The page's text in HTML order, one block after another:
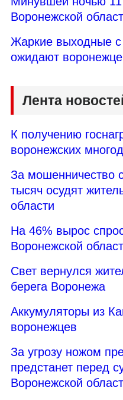
Воронежской
Жаркие выходные
ожидают
Лента
К получению
воронежских
За мошенничество
тысяч осудят
области
На 46% вырос
Воронежской
Свет вернулся
берега Воронежа
Аккумуляторы из
воронежцев
За угрозу ножом
предстанет перед
Воронежской